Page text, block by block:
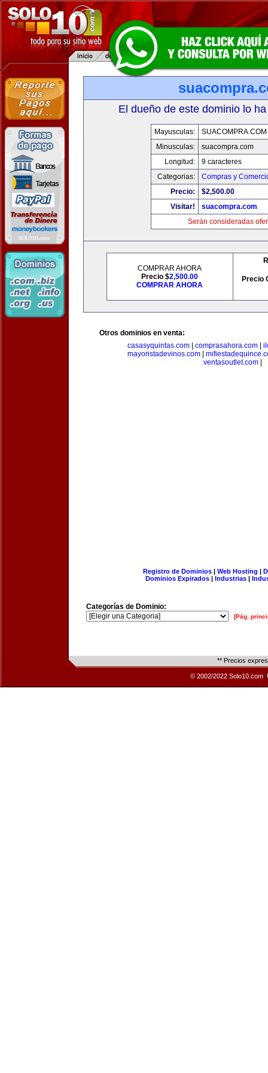
El dueño de este dominio lo
Mayusculas:
SUACOMPRA.COM
Minusculas:
suacompra.com
Longitud:
9 caracteres
Categorias:
Compras y
Precio:
$2,500.00
Visitar!
suacompra.com
Serán consideradas
COMPRAR AHORA
Precio $2,500.00
COMPRAR AHORA
Precio
Otros dominios en venta:
casasyquintas.com| comprasahora.com|
mayoristadevinos.com
ventasoutlet.com
Registro de Dominios| Web Hosting |
Dominios Expirados | Industrias |
Categorías de Dominio:
[Pág.
** Precios
© 2002/2022 Solo10.com